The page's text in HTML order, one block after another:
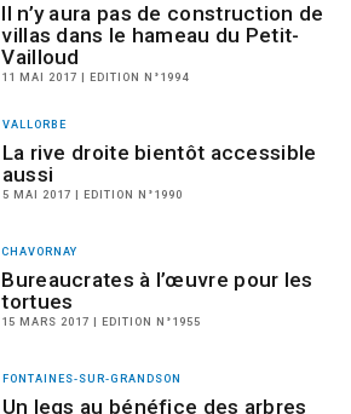
Il n’y aura pas de construction de
villas dans le hameau du Petit-
Vailloud
11 MAI 2017 | EDITION N°1994
VALLORBE
La rive droite bientôt accessible
aussi
5 MAI 2017 | EDITION N°1990
CHAVORNAY
Bureaucrates à l’œuvre pour les
tortues
15 MARS 2017 | EDITION N°1955
FONTAINES-SUR-GRANDSON
Un legs au bénéfice des arbres